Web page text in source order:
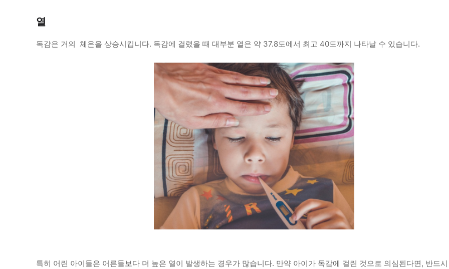
열
독감은 거의 체온을 상승시킵니다. 독감에 걸렸을 때 대부분 열은 약 37.8도에서 최고 40도까지 나타날 수 있습니다.
특히 어린 아이들은 어른들보다 더 높은 열이 발생하는 경우가 많습니다. 만약 아이가 독감에 걸린 것으로 의심된다면, 반드